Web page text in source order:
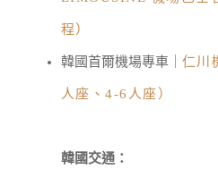
程）
韓國首爾機場專車｜ 仁川
人座、4-6人座）
韓國交通：